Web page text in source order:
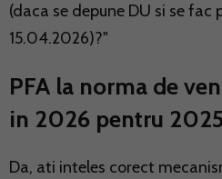
(daca se depune DU si se fac
15.04.2026)?"
PFA la norma de
in 2026 pentru 2025
Da, ati inteles corect